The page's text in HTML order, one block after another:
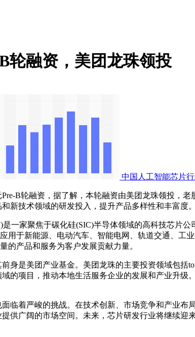
轮融资，美团龙珠领投
中国人工智能芯片
B轮融资，据了解，本轮融资由美团龙珠领投，
新技术领域的研发投入，提升产品多样性和丰富度。
家聚焦于碳化硅(SIC)半导体领域的高科技芯片公
用于新能源、电动汽车、智能电网、轨道交通、
的产品和服务为客户发展贡献力量。
是美团产业基金。美团龙珠的主要投资领域包括
的项目，推动本地生活服务企业的发展和产业升
着严峻的挑战。在技术创新、市场竞争和产业布
供广阔的市场空间。未来，芯片研发行业将继续